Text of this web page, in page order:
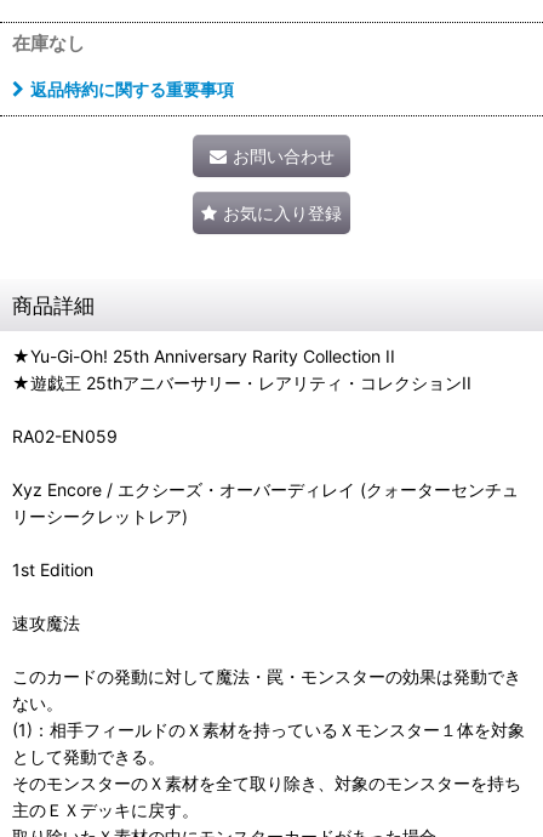
在庫なし
返品特約に関する重要事項
お問い合わせ
お気に入り登録
商品詳細
★Yu-Gi-Oh! 25th Anniversary Rarity Collection II
★遊戯王 25thアニバーサリー・レアリティ・コレクションII
RA02-EN059
Xyz Encore / エクシーズ・オーバーディレイ (クォーターセンチュ
リーシークレットレア)
1st Edition
速攻魔法
このカードの発動に対して魔法・罠・モンスターの効果は発動でき
ない。
(1)：相手フィールドのＸ素材を持っているＸモンスター１体を対象
として発動できる。
そのモンスターのＸ素材を全て取り除き、対象のモンスターを持ち
主のＥＸデッキに戻す。